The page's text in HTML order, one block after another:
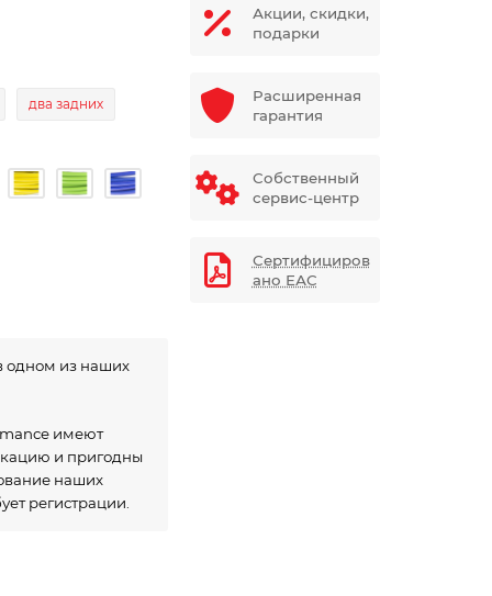
два задних
одном из наших
имеют
и пригодны
наших
регистрации.
Акции, скидки,
подарки
Расширенная
гарантия
Собственный
сервис-центр
Сертифициров
ано ЕАС